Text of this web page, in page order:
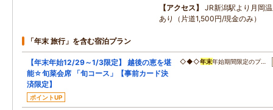
アクセス
JR新潟駅より月岡
あり（片道1,500円/現金のみ）
「年末 旅行」を含む宿泊プラン
【年末年始12/29～1/3限定】 越後の恵を堪
能☆旬菜会席 「旬コース」【事前カード決
済限定】
ポイントUP
◇◆◇年末年始期間限定のプ…